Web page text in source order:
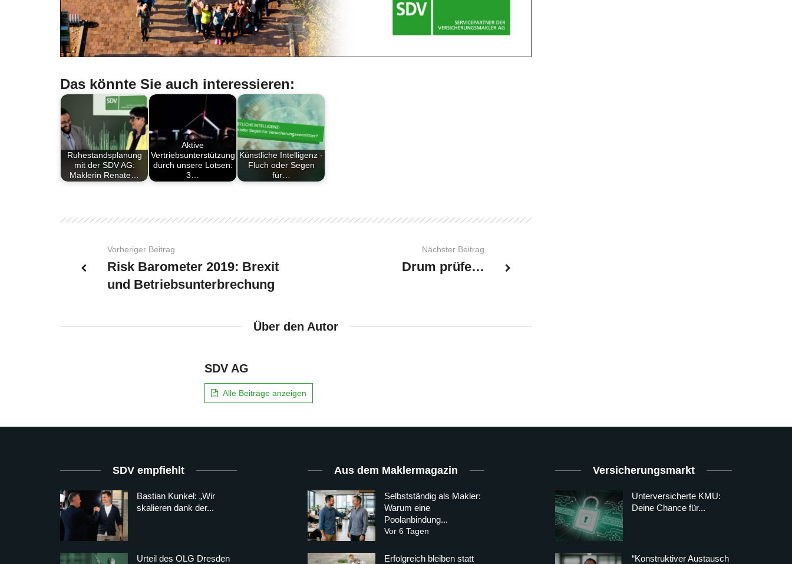
Das könnte Sie auch interessieren:
Ruhestandsplanung
mit der SDV AG:
Maklerin Renate…
Aktive
Vertriebsunterstützung
durch unsere Lotsen:
3…
Künstliche Intelligenz -
Fluch oder Segen
für…
Vorheriger Beitrag
Risk Barometer 2019: Brexit
und Betriebsunterbrechung
Nächster Beitrag
Drum prüfe…
Über den Autor
SDV AG
Alle Beiträge anzeigen
SDV empfiehlt
Bastian Kunkel: „Wir
skalieren dank der...
Urteil des OLG Dresden
Aus dem Maklermagazin
Selbstständig als Makler:
Warum eine
Poolanbindung...
Vor 6 Tagen
Erfolgreich bleiben statt
Versicherungsmarkt
Unterversicherte KMU:
Deine Chance für...
“Konstruktiver Austausch